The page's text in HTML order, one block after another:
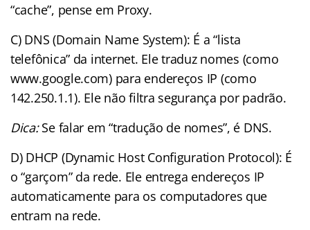
“cache”, pense em Proxy.
C) DNS (Domain Name System): É a “lista
telefônica” da internet. Ele traduz nomes (como
www.google.com) para endereços IP (como
142.250.1.1). Ele não filtra segurança por padrão.
Dica:Se falar em “tradução de nomes”, é DNS.
D) DHCP (Dynamic Host Configuration Protocol): É
o “garçom” da rede. Ele entrega endereços IP
automaticamente para os computadores que
entram na rede.